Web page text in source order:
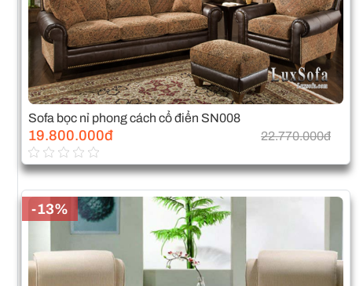
Sofa bọc nỉ phong cách cổ điển SN008
19.800.000đ 22.770.000đ
-13%